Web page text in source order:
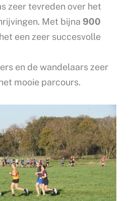
zeer tevreden over het
Met bijna 900
een zeer succesvolle
en de wandelaars zeer
mooie parcours.